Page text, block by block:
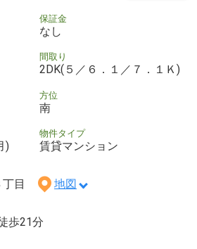
保証金
なし
間取り
2DK(５／６．１／７．１Ｋ)
方位
南
)
物件タイプ
賃貸マンション
丁目 地図
歩21分